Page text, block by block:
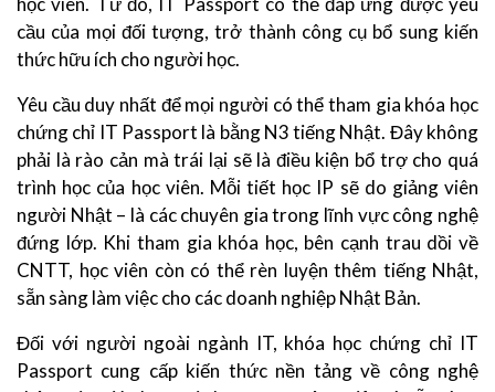
cầu của mọi đối tượng, trở thành công cụ bổ sung kiến
thức hữu ích cho người học.
Yêu cầu duy nhất để mọi người có thể tham gia khóa học
chứng chỉ IT Passport là bằng N3 tiếng Nhật. Đây không
phải là rào cản mà trái lại sẽ là điều kiện bổ trợ cho quá
trình học của học viên. Mỗi tiết học IP sẽ do giảng viên
người Nhật – là các chuyên gia trong lĩnh vực công nghệ
đứng lớp. Khi tham gia khóa học, bên cạnh trau dồi về
CNTT, học viên còn có thể rèn luyện thêm tiếng Nhật,
sẵn sàng làm việc cho các doanh nghiệp Nhật Bản.
Đối với người ngoài ngành IT, khóa học chứng chỉ IT
Passport cung cấp kiến thức nền tảng về công nghệ